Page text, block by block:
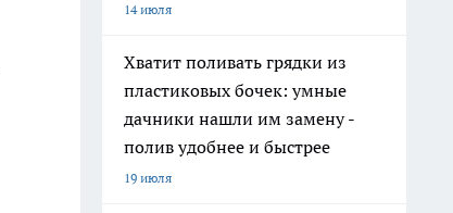
14 июля
Хватит поливать грядки из
пластиковых бочек: умные
дачники нашли им замену -
полив удобнее и быстрее
19 июля